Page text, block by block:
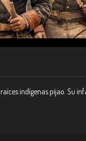
indígenas pijao. Su